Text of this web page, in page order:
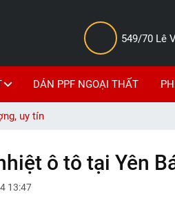
549/70 Lê
DÁN PPF NGOẠI THẤT
uy tín
ô tô tại Yên
13:47